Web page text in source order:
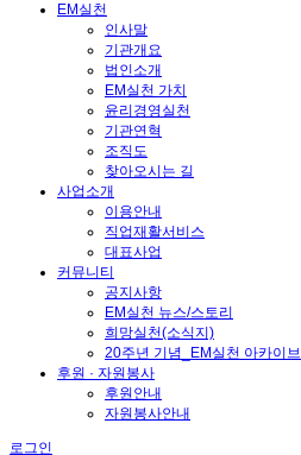
EM실천
인사말
기관개요
법인소개
EM실천 가치
윤리경영실천
기관연혁
조직도
찾아오시는 길
사업소개
이용안내
직업재활서비스
대표사업
커뮤니티
공지사항
EM실천 뉴스/스토리
희망실천(소식지)
20주년 기념_EM실천 아카이브
후원 · 자원봉사
후원안내
자원봉사안내
로그인